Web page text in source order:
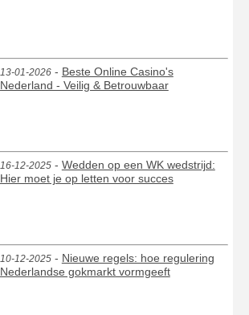
13-01-2026- Beste Online Casino's
Nederland - Veilig & Betrouwbaar
16-12-2025- Wedden op een WK wedstrijd:
Hier moet je op letten voor succes
10-12-2025- Nieuwe regels: hoe regulering
Nederlandse gokmarkt vormgeeft